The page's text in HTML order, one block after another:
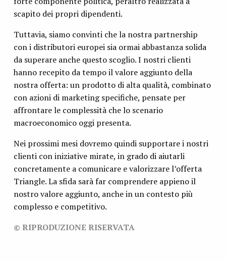
scapito dei propri dipendenti.
Tuttavia, siamo convinti che la nostra partnership
con i distributori europei sia ormai abbastanza solida
da superare anche questo scoglio. I nostri clienti
hanno recepito da tempo il valore aggiunto della
nostra offerta: un prodotto di alta qualità, combinato
con azioni di marketing specifiche, pensate per
affrontare le complessità che lo scenario
macroeconomico oggi presenta.
Nei prossimi mesi dovremo quindi supportare i nostri
clienti con iniziative mirate, in grado di aiutarli
concretamente a comunicare e valorizzare l’offerta
Triangle. La sfida sarà far comprendere appieno il
nostro valore aggiunto, anche in un contesto più
complesso e competitivo.
© RIPRODUZIONE RISERVATA